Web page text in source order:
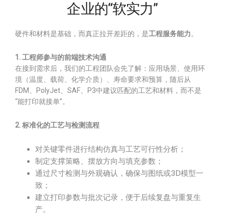
企业的“软实力”
硬件和材料是基础，而真正拉开差距的，是工程服务能力。
1. 工程师参与的前端技术沟通
在接到需求后，我们的工程团队会先了解：应用场景、使用环
境（温度、载荷、化学介质）、寿命要求和预算，随后从
FDM、PolyJet、SAF、P3中建议匹配的工艺和材料，而不是
“能打印就接单”。
2. 标准化的工艺与检测流程
对关键零件进行结构仿真与工艺可行性分析；
制定支撑策略、摆放方向与填充参数；
通过尺寸检测与外观确认，确保与图纸或3D模型一
致；
建立打印参数与批次记录，便于后续复盘与重复生
产。